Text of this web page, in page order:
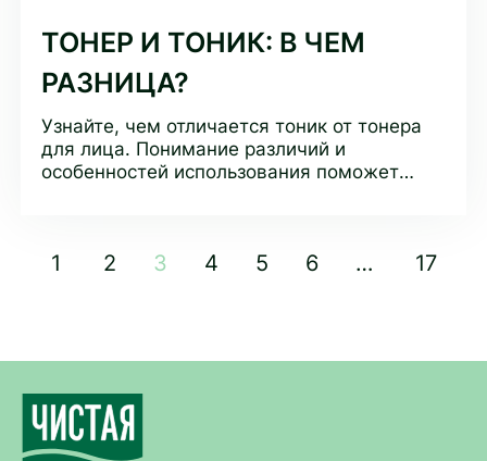
ТОНЕР И ТОНИК: В ЧЕМ
РАЗНИЦА?
Узнайте, чем отличается тоник от тонера
для лица. Понимание различий и
особенностей использования поможет
1 2 3 4 5 6 … 17